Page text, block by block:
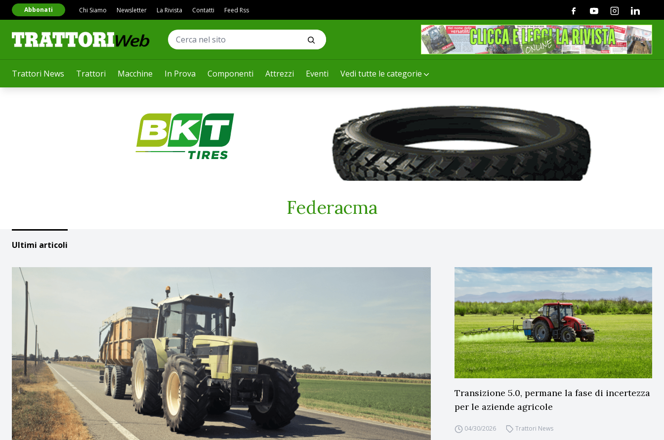
Trattori News Trattori Macchine In Prova Componenti Attrezzi Eventi Vedi tutte le categorie
Abbonati Chi Siamo Newsletter La Rivista Contatti Feed Rss FacebookYoutubeInstagramLinkedin
Federacma
Ultimi articoli
Transizione 5.0, permane la fase di incertezza
per le aziende agricole
04/30/2026 Trattori News